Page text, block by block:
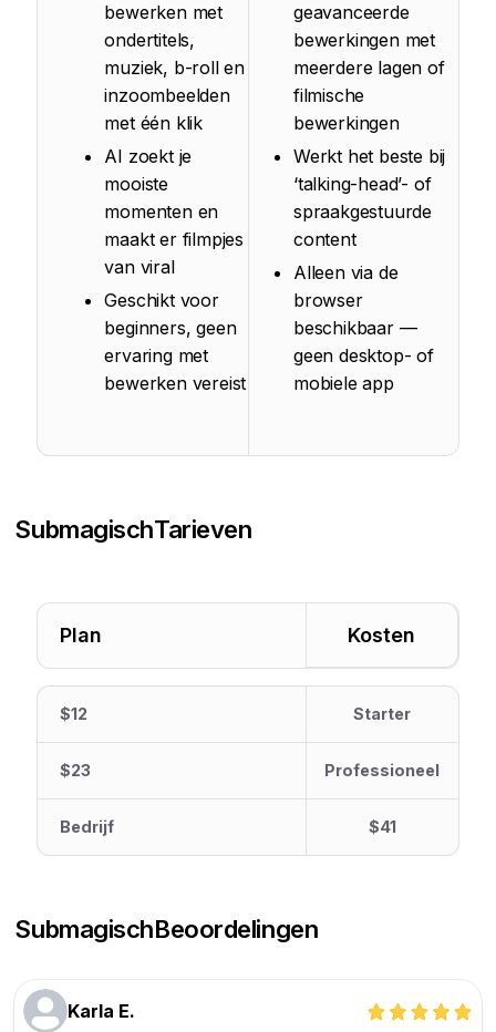
bewerken met
ondertitels,
muziek, b-roll en
inzoombeelden
met één klik
AI zoekt je
mooiste
momenten en
maakt er filmpjes
van viral
Geschikt voor
beginners, geen
ervaring met
bewerken vereist
geavanceerde
bewerkingen met
meerdere lagen of
filmische
bewerkingen
Werkt het beste bij
‘talking-head’- of
spraakgestuurde
content
Alleen via de
browser
beschikbaar —
geen desktop- of
mobiele app
SubmagischTarieven
Plan Kosten
$12 Starter
$23 Professioneel
Bedrijf $41
SubmagischBeoordelingen
Karla E.